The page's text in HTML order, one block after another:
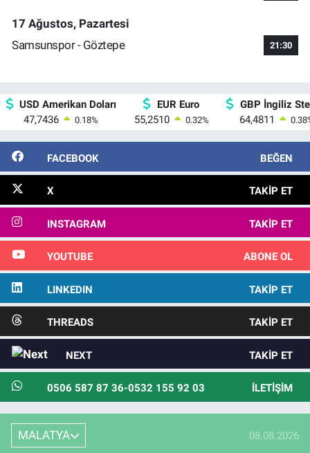
17 Ağustos, Pazartesi
Samsunspor - Göztepe
21:30
USD Amerikan Doları
47,7436
0.18%
EUR Euro
55,2510
0.32%
GBP İngiliz
64,4811
0.38
FACEBOOK BEĞEN
X TAKIP ET
INSTAGRAM TAKIP ET
YOUTUBE ABONE OL
LINKEDIN TAKIP ET
THREADS TAKIP ET
NEXT TAKIP ET
0506 587 87 36-0532 155 92 03 İLETIŞIM
MALATYA 08.08.2026